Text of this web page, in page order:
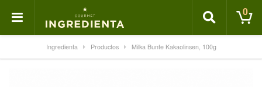
0
Ingredienta Productos Milka Bunte Kakaolinsen, 100g